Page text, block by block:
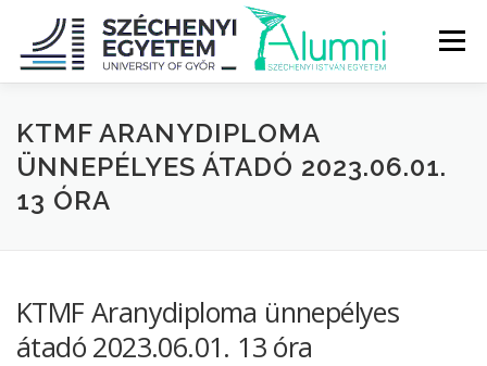
tartalomhoz
Menü
RÓLUNK ALUMNI KÖZÖSSÉG
DIPLOMAÁTADÓ
KTMF ARANYDIPLOMA
ÜNNEPÉLYES ÁTADÓ 2023.06.01.
13 ÓRA
KTMF Aranydiploma ünnepélyes
átadó 2023.06.01. 13 óra